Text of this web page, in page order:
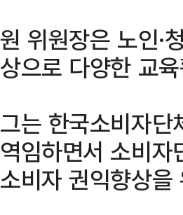
원 위원장은 노인·
상으로 다양한 교
그는 한국소비자
역임하면서 소비
소비자 권익향상